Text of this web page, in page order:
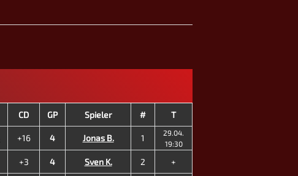
CD GP Spieler # T
+16 4 Jonas B. 1
29.04.
19:30
+3 4 Sven K. 2 +